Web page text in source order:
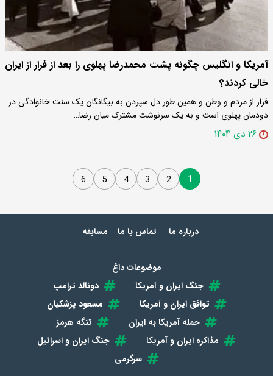
آمریکا و انگلیس چگونه پشت محمدرضا پهلوی را بعد از فرار از ایران
خالی کردند؟
فرار از مردم و وطن و همین طور دل سپردن به بیگانگان یک سنت خانوادگی در
دودمان پهلوی است و به یک سرنوشت مشترک میان رضا…
۲۶ دی ۱۴۰۴
1
2
3
4
5
6
درباره ما تماس با ما مسابقه
موضوعات داغ
جنگ ایران و آمریکا
دونالد ترامپ
توافق ایران و آمریکا
مسعود پزشکیان
حمله آمریکا به ایران
تنگه هرمز
مذاکره ایران و آمریکا
جنگ ایران و اسرائیل
سرگرمی